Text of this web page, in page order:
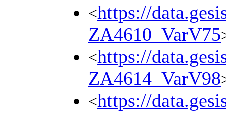
<https://
ZA4610_VarV75
<https://
ZA4614_VarV98
<https://